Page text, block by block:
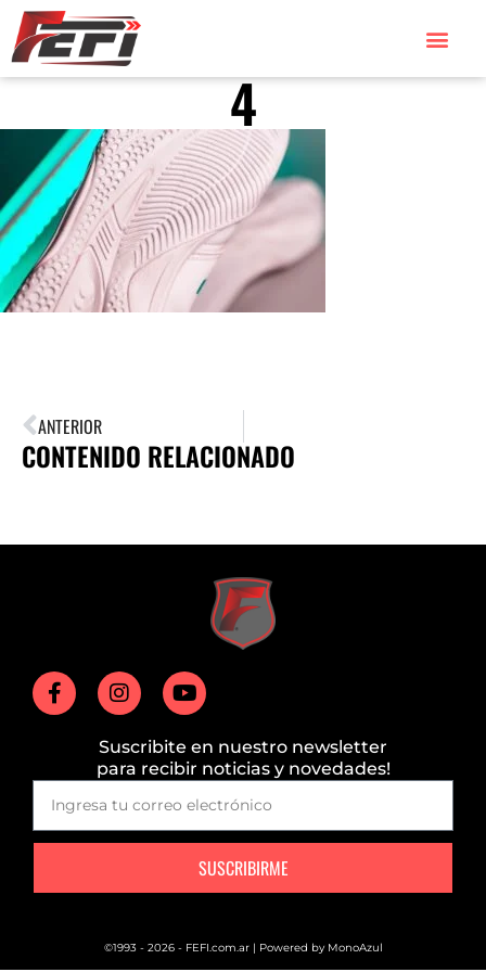
4
ANTERIOR
CONTENIDO RELACIONADO
Suscribite en nuestro newsletter
para recibir noticias y novedades!
SUSCRIBIRME
©1993 - 2026 - FEFI.com.ar | Powered by MonoAzul